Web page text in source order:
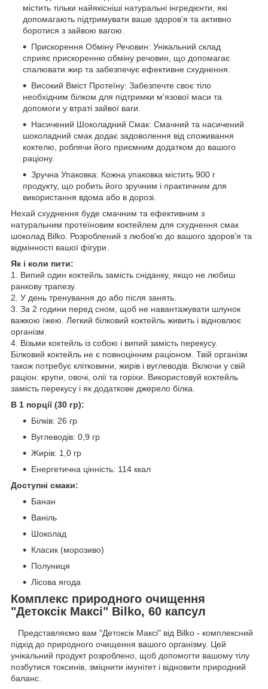
містить тільки найякісніші натуральні інгредієнти, які
допомагають підтримувати ваше здоров'я та активно
боротися з зайвою вагою.
Прискорення Обміну Речовин: Унікальний склад
сприяє прискоренню обміну речовин, що допомагає
спалювати жир та забезпечує ефективне схуднення.
Високий Вміст Протеїну: Забезпечте своє тіло
необхідним білком для підтримки м'язової маси та
допомоги у втраті зайвої ваги.
Насичений Шоколадний Смак: Смачний та насичений
шоколадний смак додає задоволення від споживання
коктелю, роблячи його приємним додатком до вашого
раціону.
Зручна Упаковка: Кожна упаковка містить 900 г
продукту, що робить його зручним і практичним для
використання вдома або в дорозі.
Нехай схуднення буде смачним та ефективним з
натуральним протеїновим коктейлем для схуднення смак
шоколад Bilko. Розроблений з любов'ю до вашого здоров'я та
відмінності вашої фігури.
Як і коли пити:
1. Випий один коктейль замість сніданку, якщо не любиш
ранкову трапезу.
2. У день тренування до або після занять.
3. За 2 години перед сном, щоб не навантажувати шлунок
важкою їжею. Легкий білковий коктейль живить і відновлює
організм.
4. Візьми коктейль із собою і випий замість перекусу.
Білковий коктейль не є повноцінним раціоном. Твій організм
також потребує клітковини, жирів і вуглеводів. Включи у свій
раціон: крупи, овочі, олії та горіхи. Використовуй коктейль
замість перекусу і як додаткове джерело білка.
В 1 порції (30 гр):
Білків: 26 гр
Вуглеводів: 0,9 гр
Жирів: 1,0 гр
Енергетична цінність: 114 ккал
Доступні смаки:
Банан
Ваніль
Шоколад
Класик (морозиво)
Полуниця
Лісова ягода
Комплекс природного очищення
"Детоксік Максі" Bilko, 60 капсул
Представляємо вам "Детоксік Максі" від Bilko - комплексний
підхід до природного очищення вашого організму. Цей
унікальний продукт розроблено, щоб допомогти вашому тілу
позбутися токсинів, зміцнити імунітет і відновити природний
баланс.